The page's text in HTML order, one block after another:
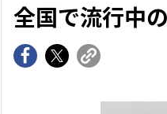
全国で流行中